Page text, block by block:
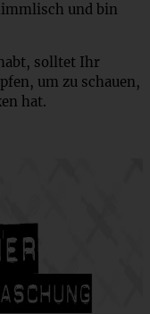
und bin
solltet Ihr
um zu schauen,
hat.